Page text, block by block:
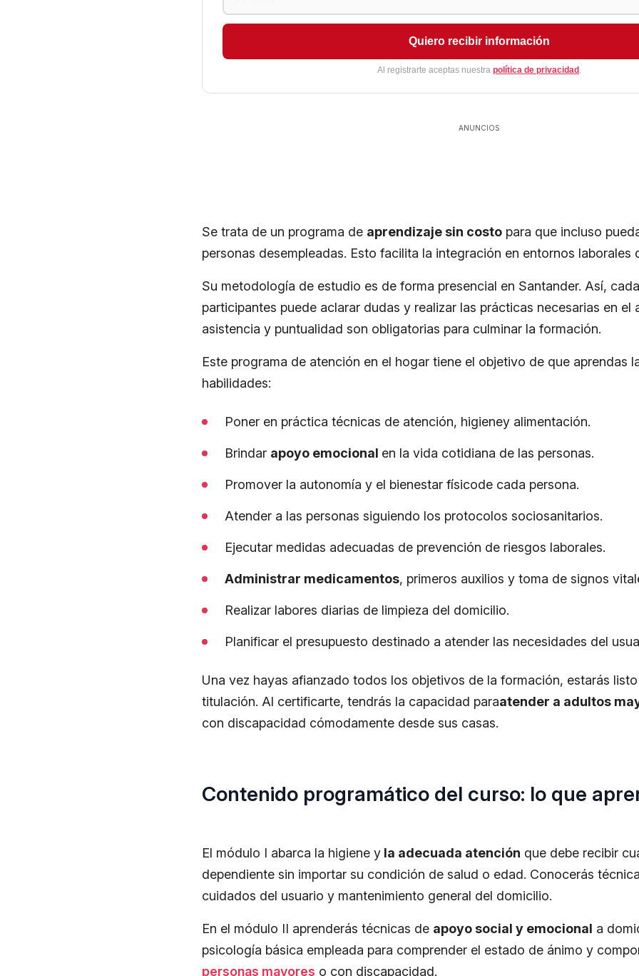
Quiero recibir información
Al registrarte aceptas nuestra política de privacidad .
ANUNCIOS
Se trata de un programa de aprendizaje sin costo para que incluso
personas desempleadas. Esto facilita la integración en entornos laborales
Su metodología de estudio es de forma presencial en Santander. Así,
participantes puede aclarar dudas y realizar las prácticas necesarias en el
asistencia y puntualidad son obligatorias para culminar la formación.
Este programa de atención en el hogar tiene el objetivo de que aprendas
habilidades:
Poner en práctica técnicas de atención, higieney alimentación.
Brindar apoyo emocional en la vida cotidiana de las personas.
Promover la autonomía y el bienestar físicode cada persona.
Atender a las personas siguiendo los protocolos sociosanitarios.
Ejecutar medidas adecuadas de prevención de riesgos laborales.
Administrar medicamentos, primeros auxilios y toma de signos
Realizar labores diarias de limpieza del domicilio.
Planificar el presupuesto destinado a atender las necesidades del
Una vez hayas afianzado todos los objetivos de la formación, estarás
titulación. Al certificarte, tendrás la capacidad paraatender a adultos
con discapacidad cómodamente desde sus casas.
Contenido programático del curso: lo que
El módulo I abarca la higiene y la adecuada atención que debe recibir
dependiente sin importar su condición de salud o edad. Conocerás
cuidados del usuario y mantenimiento general del domicilio.
En el módulo II aprenderás técnicas de apoyo social y emocional a
psicología básica empleada para comprender el estado de ánimo y
personas mayores o con discapacidad.